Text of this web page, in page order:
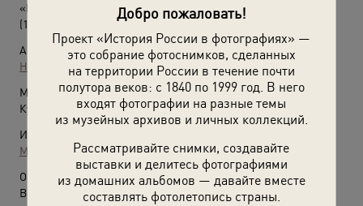
Добро пожаловать!
Проект «История России в фотографиях» —
это собрание фотоснимков, сделанных
на территории России в течение почти
полутора веков: с 1840 по 1999 год. В него
входят фотографии на разные темы
из музейных архивов и личных коллекций.
Рассматривайте снимки, создавайте
выставки и делитесь фотографиями
из домашних альбомов — давайте вместе
составлять фотолетопись страны.
«Невестка и свекровь»
(1910 год)
Автор:
Неизвестный автор
Место съемки:
Кубанская обл.
Источники:
МАММ / МДФ
О фотографии:
Выставка
«Казаки»с этой фотографией.